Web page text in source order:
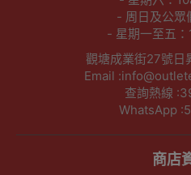
- 周日及公眾
- 星期一至五
觀塘成業街27號日
Email
查詢熱線
WhatsApp
商店